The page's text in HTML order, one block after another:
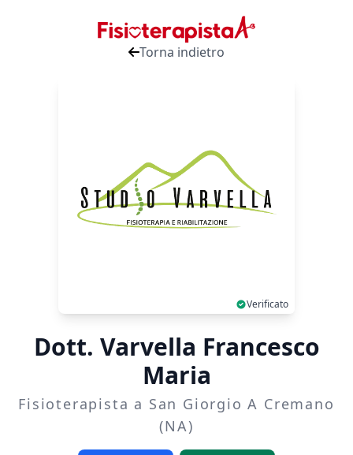
Torna indietro
Verificato
Dott. Varvella Francesco
Maria
Fisioterapista a San Giorgio A Cremano
(NA)